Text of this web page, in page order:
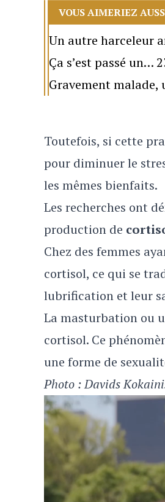
VOUS AIMERIEZ
Un autre harceleur
Ça s’est passé un…
Gravement malade,
Toutefois, si cette
pour diminuer le
les mêmes bienfaits.
Les recherches ont
production de
Chez des femmes
cortisol, ce qui se
lubrification et leur
La masturbation ou
cortisol. Ce
une forme de
Photo : Davids